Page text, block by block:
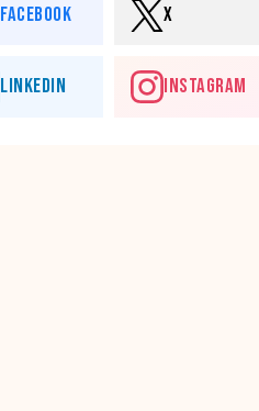
FACEBOOK X
LINKEDIN INSTAGRAM